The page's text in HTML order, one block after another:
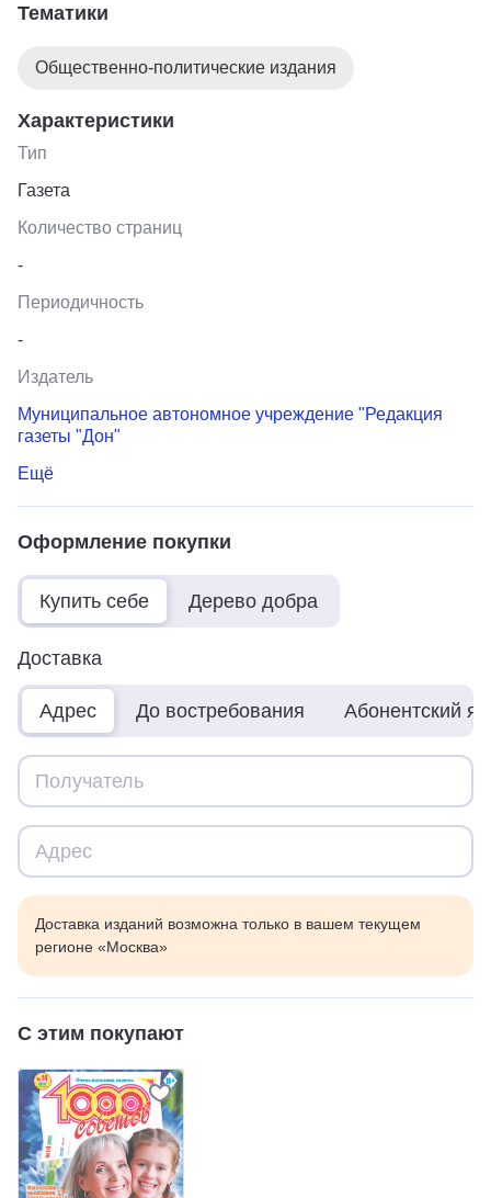
Тематики
Общественно-политические издания
Характеристики
Тип
Газета
Количество страниц
-
Периодичность
-
Издатель
Муниципальное автономное учреждение "Редакция
газеты "Дон"
Ещё
Оформление покупки
Купить себе Дерево добра
Доставка
Адрес До востребования Абонентский
Доставка изданий возможна только в вашем текущем
регионе «Москва»
С этим покупают